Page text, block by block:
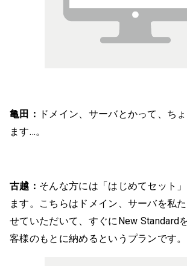
亀田： ドメイン、サーバとかって、ち
ます…。
古越： そんな方には「はじめてセット
ます。こちらはドメイン、サーバを私
せていただいて、すぐにNew Standard
客様のもとに納めるというプランです。